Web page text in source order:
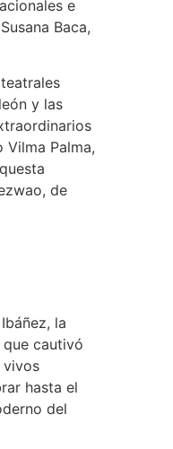
e
Baca,
y las
Palma,
de
la
cautivó
vivos
hasta el
del